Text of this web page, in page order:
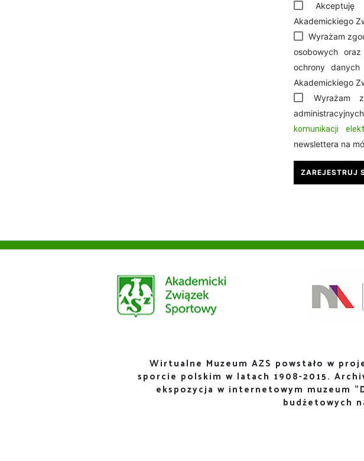
Akceptuję
Akademickiego
Wyrażam
osobowych
ochrony danych
Akademickiego
Wyrażam
komunikacji
newslettera na
Wirtualne Muzeum AZS powstało w
sporcie polskim w latach 1908-2015.
ekspozycja w internetowym muzeum
budżetowych